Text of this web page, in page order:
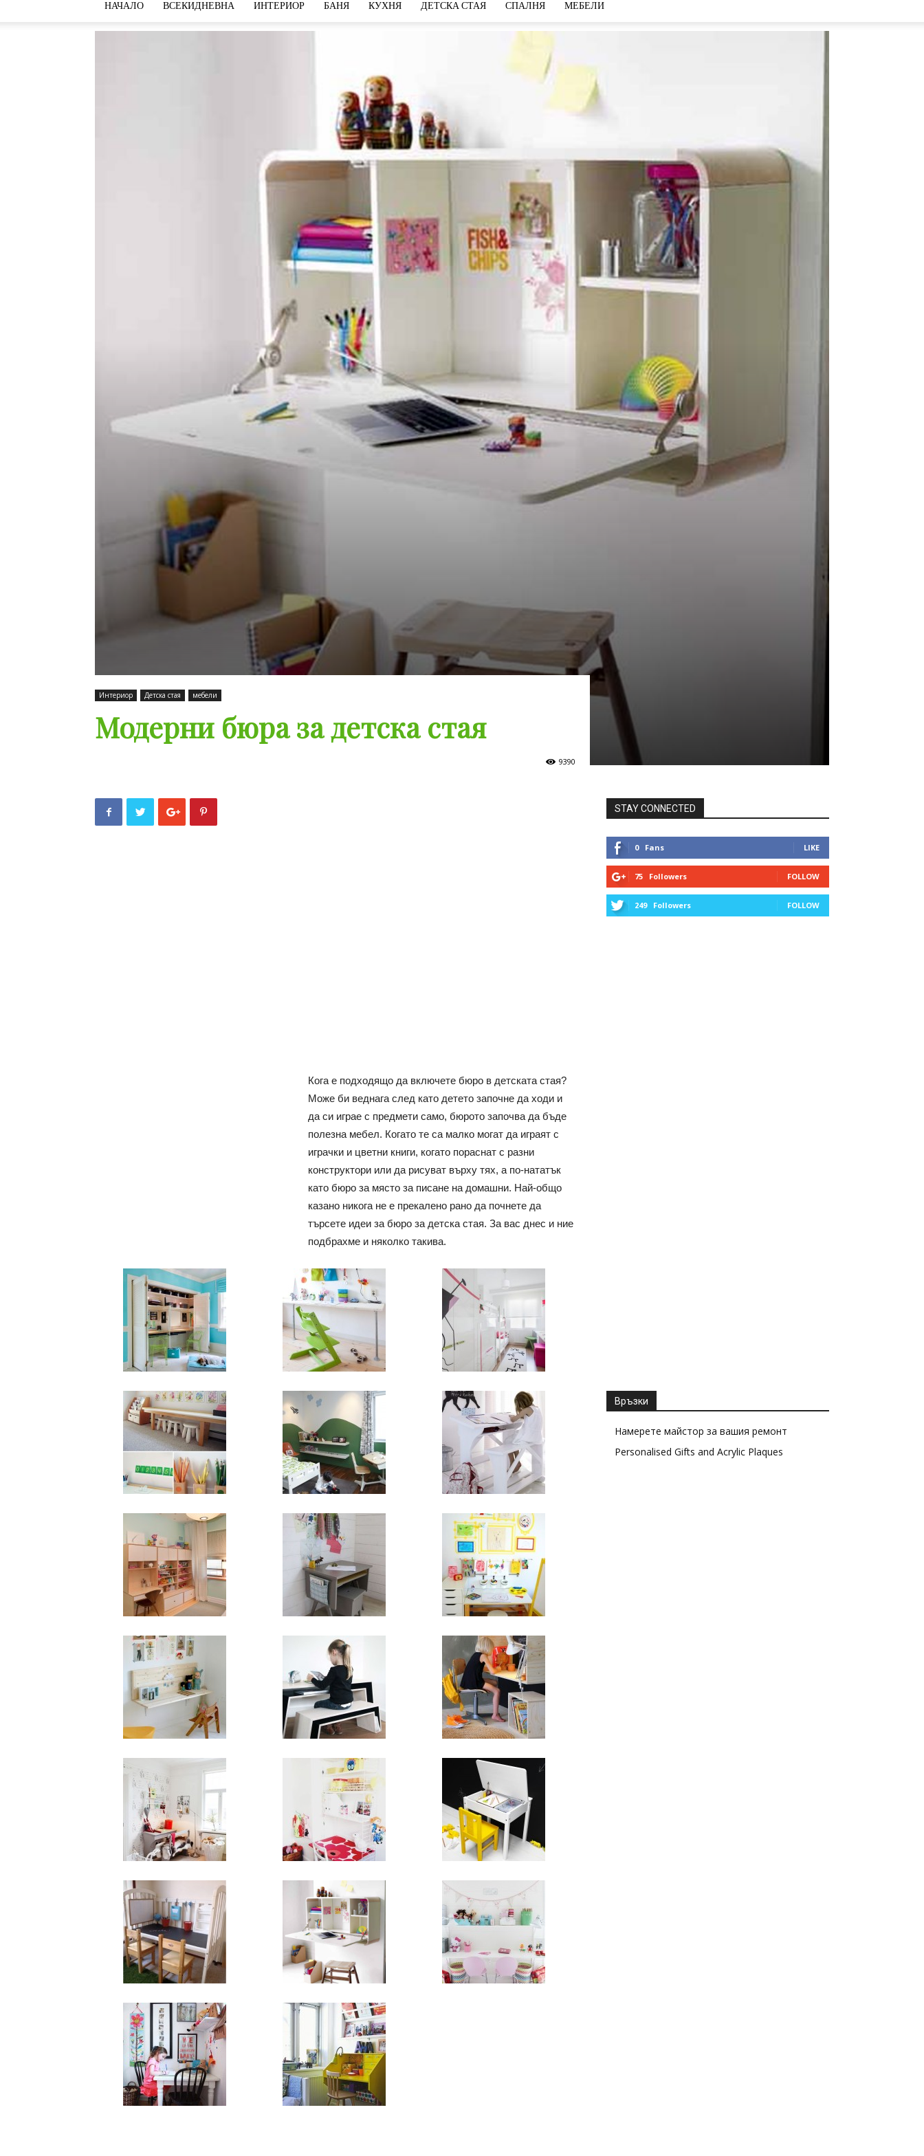
НАЧАЛО ВСЕКИДНЕВНА ИНТЕРИОР БАНЯ КУХНЯ ДЕТСКА СТАЯ СПАЛНЯ МЕБЕЛИ
Интериор Детска стая мебели
Модерни бюра за детска стая
9390
Кога е подходящо да включете бюро в детската стая?
Може би веднага след като детето започне да ходи и
да си играе с предмети само, бюрото започва да бъде
полезна мебел. Когато те са малко могат да играят с
играчки и цветни книги, когато пораснат с разни
конструктори или да рисуват върху тях, а по-нататък
като бюро за място за писане на домашни. Най-общо
казано никога не е прекалено рано да почнете да
търсете идеи за бюро за детска стая. За вас днес и ние
подбрахме и няколко такива.
STAY CONNECTED
0 Fans LIKE
75 Followers FOLLOW
249 Followers FOLLOW
Връзки
Намерете майстор за вашия ремонт
Personalised Gifts and Acrylic Plaques